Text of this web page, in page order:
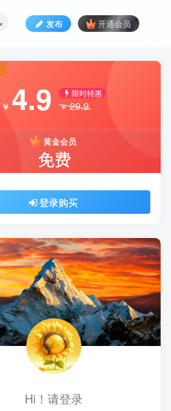
发布 开通会员
￥ 4.9 限时特惠
￥29.9
黄金会员
免费
登录购买
Hi！请登录